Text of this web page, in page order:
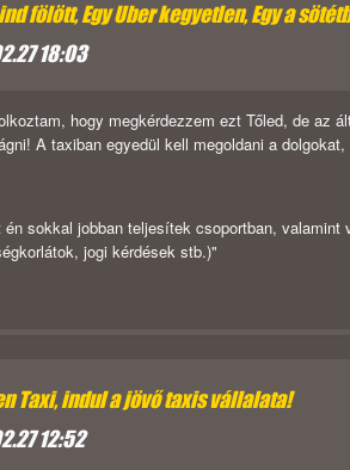
fölött, Egy Uber kegyetlen, Egy a
18:03
hogy megkérdezzem ezt Tőled, de az
A taxiban egyedül kell megoldani a
sokkal jobban teljesítek csoportban,
jogi kérdések stb.)"
Taxi, indul a jövő taxis vállalata!
12:52